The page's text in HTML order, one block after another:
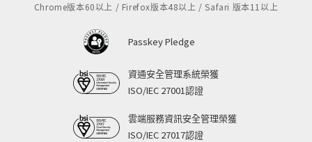
Chrome版本60以上 / Firefox版本48以上 / Safari 版本11以上
Passkey Pledge
資通安全管理系統榮獲
ISO/IEC 27001認證
雲端服務資訊安全管理榮獲
ISO/IEC 27017認證